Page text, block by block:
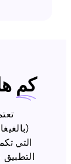
كم
التي